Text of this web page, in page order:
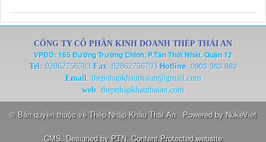
CÔNG TY CỔ PHẦN KINH DOANH THÉP THÁI AN
VPĐD: 165 Đường Trường Chinh, P.Tân Thới Nhất, Quận 12
Tel: 02862756783 Fax: 02862756793 Hotline: 0903 363 863
Email: thepnhapkhauthaian@gmail.com
web: thepnhapkhauthaian.com
© Bản quyền thuộc vềThép Nhập Khẩu Thái An . Powered by NukeViet
CMS. Designed by PTN. Content Protected website